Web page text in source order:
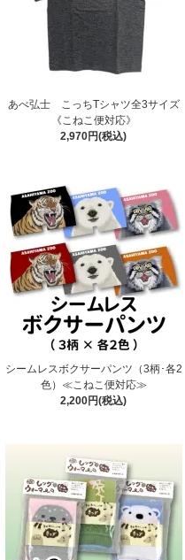
あべ弘士 こっちTシャツ全3サイズ
《こねこ便対応》
2,970円(税込)
シームレスボクサーパンツ（3柄･各2
色）≪こねこ便対応≫
2,200円(税込)